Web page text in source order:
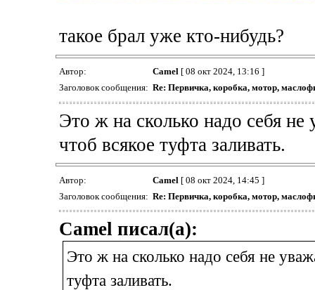
такое брал уже кто-нибудь?
Автор: Camel[ 08 окт 2024, 13:16 ]
Заголовок сообщения: Re: Первичка, коробка, мотор,
Это ж на сколько надо себя
чтоб всякое туфта заливать.
Автор: Camel [ 08 окт 2024, 14:45 ]
Заголовок сообщения: Re: Первичка, коробка, мотор,
Camel писал(а):
Это ж на сколько надо себя не
туфта заливать.